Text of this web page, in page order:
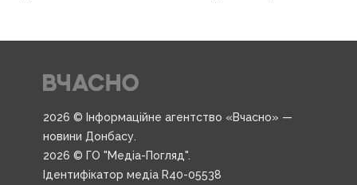
2026 © Інформаційне агентство «Вчасно» —
новини Донбасу.
2026 © ГО "Медіа-Погляд".
Ідентифікатор медіа R40-05538